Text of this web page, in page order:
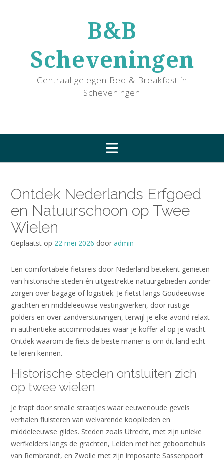
B&B
Scheveningen
Centraal gelegen Bed & Breakfast in
Scheveningen
Ontdek Nederlands Erfgoed
en Natuurschoon op Twee
Wielen
Geplaatst op 22 mei 2026 door admin
Een comfortabele fietsreis door Nederland betekent genieten
van historische steden én uitgestrekte natuurgebieden zonder
zorgen over bagage of logistiek. Je fietst langs Goudeeuwse
grachten en middeleeuwse vestingwerken, door rustige
polders en over zandverstuivingen, terwijl je elke avond relaxt
in authentieke accommodaties waar je koffer al op je wacht.
Ontdek waarom de fiets de beste manier is om dit land echt
te leren kennen.
Historische steden ontsluiten zich
op twee wielen
Je trapt door smalle straatjes waar eeuwenoude gevels
verhalen fluisteren van welvarende kooplieden en
middeleeuwse gildes. Steden zoals Utrecht, met zijn unieke
werfkelders langs de grachten, Leiden met het geboortehuis
van Rembrandt, en Zwolle met zijn imposante Sassenpoort